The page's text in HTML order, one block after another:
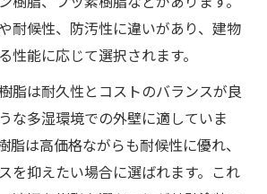
迷ったら知りたい樹脂の特徴
後悔しない色選びと樹脂の関係
色選びで避けたい色と樹脂特性
の色あせに強い樹脂塗料の選び方
人気の色と樹脂の選定ポイント
耐候性、防汚性に違いがあり、建物
性能に応じて選択されます。
脂は耐久性とコストのバランスが良
な多湿環境での外壁に適していま
脂は高価格ながらも耐候性に優れ、
を抑えたい場合に選ばれます。これ